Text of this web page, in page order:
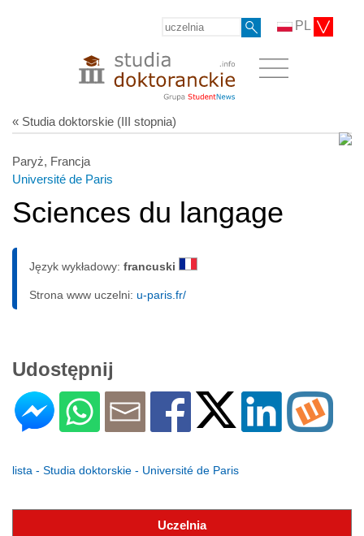
PL
« Studia doktorskie (III stopnia)
Paryż, Francja
Université de Paris
Sciences du langage
Język wykładowy: francuski
Strona www uczelni: u-paris.fr/
Udostępnij
lista - Studia doktorskie - Université de Paris
Uczelnia